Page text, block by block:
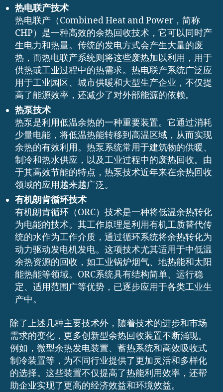
热电联产技术
热电联产（Combined Heat and Power，简称
CHP）是一种高效的余热回收技术，它可以同时产
生电力和热量。传统的发电方式会产生大量的废
热，而热电联产系统则将这些废热加以利用，用于
供热或工业过程中的热需求。热电联产系统广泛应
用于工业园区、城市供暖和大型生产企业，不仅提
高了能源效率，还减少了对外部能源的依赖。
热泵技术
热泵是利用低温余热的一种重要装置。它通过消耗
少量电能，将低温热能转移到高温区域，从而实现
余热的有效利用。热泵系统常用于建筑物的供暖、
制冷和热水供应，以及工业过程中的废热回收。由
于其高效节能的特点，热泵技术近年来在余热回收
领域的应用越来越广泛。
有机朗肯循环技术
有机朗肯循环（ORC）技术是一种将低温余热转化
为电能的技术。其工作原理是利用有机工质替代传
统的水作为工作介质，通过循环系统将余热转化为
动力驱动发电机发电。这项技术尤其适用于中低温
余热资源的回收，如工业锅炉烟气、地热能和太阳
能热能等领域。ORC系统具有结构简单、运行稳
定、适用范围广等优势，已逐步应用于各类工业生
产中。
除了上述几种主要技术外，随着技术的进步和市场
需求的变化，更多创新型余热回收装置不断涌现。
例如，微型余热发电装置、蓄热系统和高效吸收式
制冷装置等，为不同行业提供了更加灵活和多样化
的选择。这些装置不仅提高了热能利用效率，还帮
助企业实现了更高的经济效益和环境效益。